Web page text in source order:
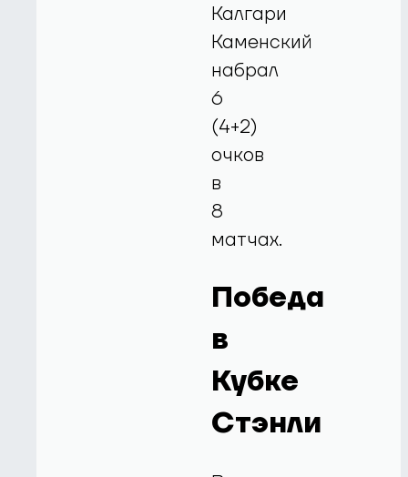
Калгари
Каменский
набрал
6
(4+2)
очков
в
8
матчах.
Победа
в
Кубке
Стэнли